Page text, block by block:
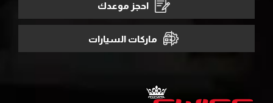
احجز موعدك
ماركات السيارات